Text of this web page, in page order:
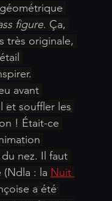
figure. Ça,
très originale,
avant
et souffler les
! Était-ce
nez. Il faut
(Ndla : la Nuit
a été